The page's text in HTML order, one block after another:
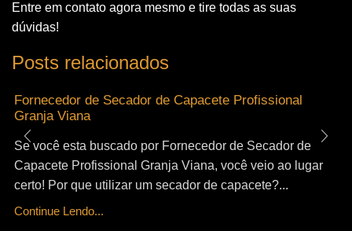
Entre em contato agora mesmo e tire todas as suas
dúvidas!
Posts relacionados
Fornecedor de Secador de Capacete Profissional
Granja Viana
Se você esta buscado por Fornecedor de Secador de
Capacete Profissional Granja Viana, você veio ao lugar
certo! Por que utilizar um secador de capacete?...
Continue Lendo...